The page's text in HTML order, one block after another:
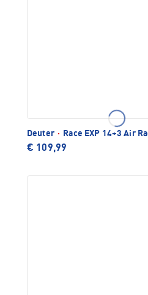
Deuter · Race EXP 14+3 Air
€ 109,99